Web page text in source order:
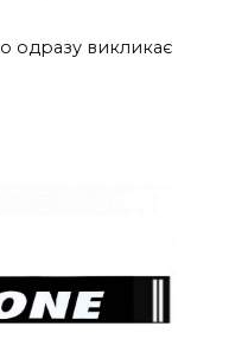
одразу викликає